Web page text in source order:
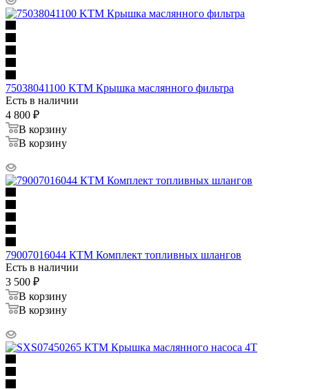
75038041100 KTM Крышка маслянного фильтра
Есть в наличии
4 800 ₽
В корзину
В корзину
79007016044 КТМ Комплект топливных шлангов
Есть в наличии
3 500 ₽
В корзину
В корзину